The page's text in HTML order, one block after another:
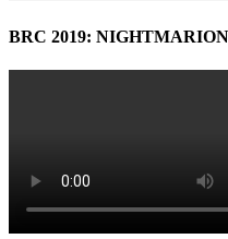
BRC 2019: NIGHTMARION